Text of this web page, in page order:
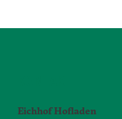
Eichhof Hofladen